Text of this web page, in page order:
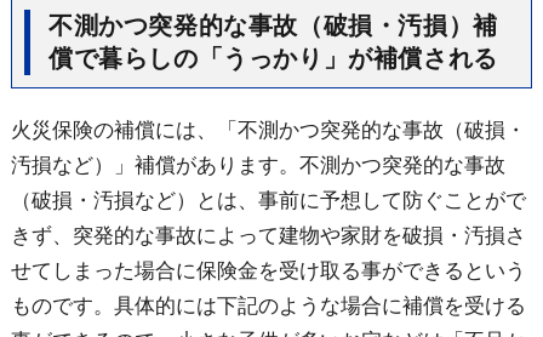
不測かつ突発的な事故（破損・汚損）補
償で暮らしの「うっかり」が補償される
火災保険の補償には、「不測かつ突発的な事故（破損・
汚損など）」補償があります。不測かつ突発的な事故
（破損・汚損など）とは、事前に予想して防ぐことがで
きず、突発的な事故によって建物や家財を破損・汚損さ
せてしまった場合に保険金を受け取る事ができるという
ものです。具体的には下記のような場合に補償を受ける